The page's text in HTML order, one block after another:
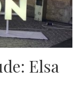
Elsa